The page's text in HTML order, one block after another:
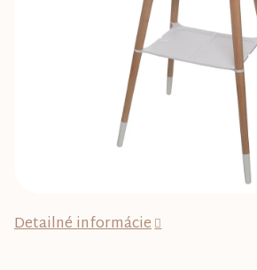
Detailné informácie